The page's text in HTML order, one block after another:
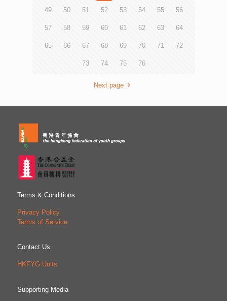
學校、政府、企業和非政府機構可互相配合，提供恆常援
是本港一個屬於青年的智庫。第三屆（2020—2022年度）創
均年齡為27歲。透過以研究實證為基礎的討論、交流，創研
四項專題研究系列包括：「經濟」、「管治」、「教育」，
師，包括張子欣博士、黃元山先生、陳弘毅教授、陳維安先
際舞台，向大眾展示科學研究或發明品，並從中獲得互相交
的科技潛能，以創新思維協力解決社會問題。 「世界青年
日（星期六） 時間： 上午9時至下午4時30分 網站：
49 50 51 52 53 54 55 56
57 58 59 60 61 62 63 64
65 66 67 68 69 70 71 72
73 74 75 76
Next page
Terms & Conditions
Privacy Policy
Terms of Service
Contact Us
HKFYG Units
Supporting Media